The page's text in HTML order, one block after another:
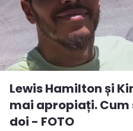
Lewis Hamilton și
mai apropiați.
doi - FOTO